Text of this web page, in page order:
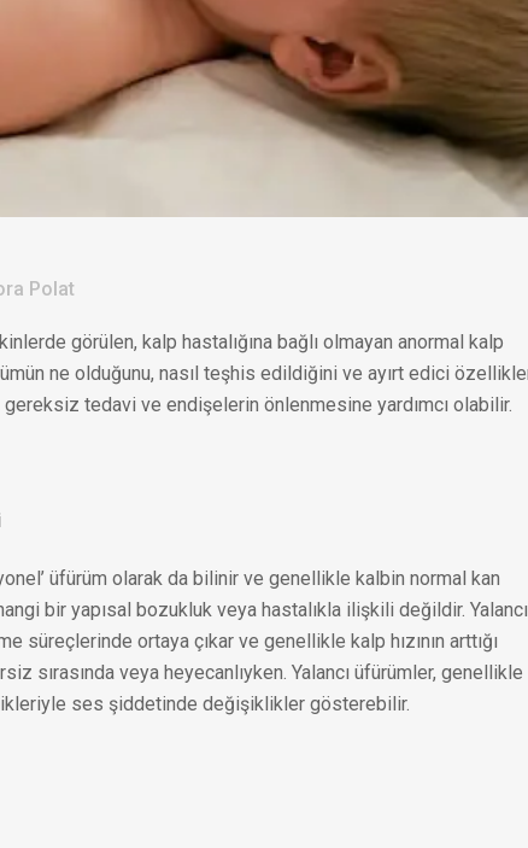
Polat
görülen, kalp hastalığına bağlı olmayan anormal kalp
ne olduğunu, nasıl teşhis edildiğini ve ayırt edici
gereksiz tedavi ve endişelerin önlenmesine yardımcı olabilir.
üfürüm olarak da bilinir ve genellikle kalbin normal kan
bir yapısal bozukluk veya hastalıkla ilişkili değildir. Yalancı
süreçlerinde ortaya çıkar ve genellikle kalp hızının arttığı
sırasında veya heyecanlıyken. Yalancı üfürümler, genellikle
ses şiddetinde değişiklikler gösterebilir.